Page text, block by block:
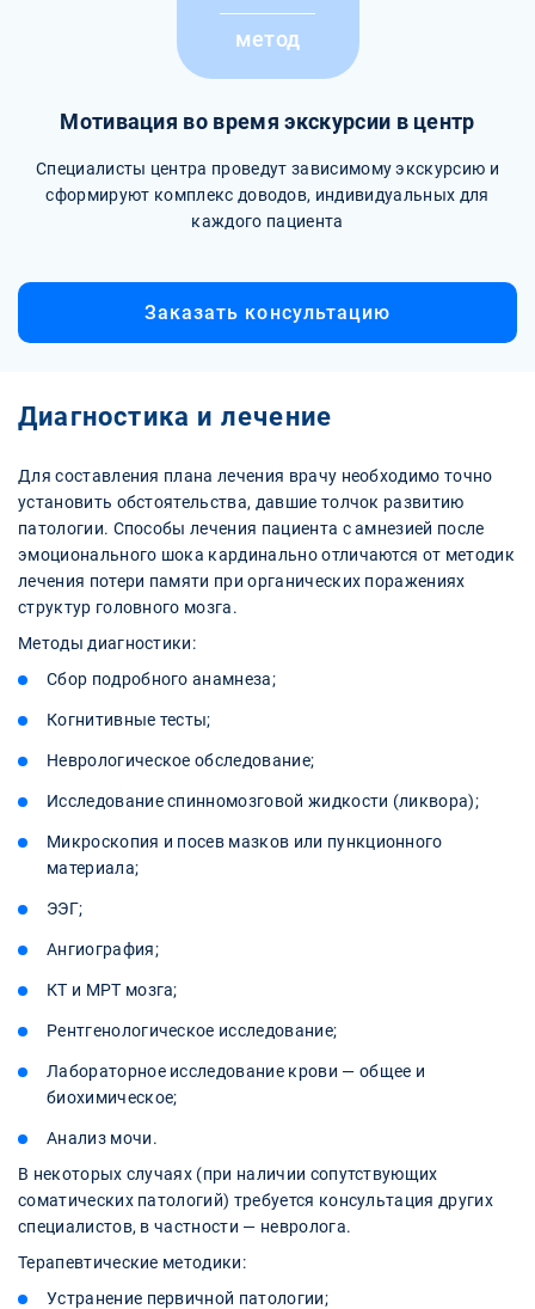
метод
Мотивация во время экскурсии в центр
Специалисты центра проведут зависимому экскурсию и
сформируют комплекс доводов, индивидуальных для
каждого пациента
Заказать консультацию
Диагностика и лечение
Для составления плана лечения врачу необходимо точно
установить обстоятельства, давшие толчок развитию
патологии. Способы лечения пациента с амнезией после
эмоционального шока кардинально отличаются от методик
лечения потери памяти при органических поражениях
структур головного мозга.
Методы диагностики:
Сбор подробного анамнеза;
Когнитивные тесты;
Неврологическое обследование;
Исследование спинномозговой жидкости (ликвора);
Микроскопия и посев мазков или пункционного
материала;
ЭЭГ;
Ангиография;
КТ и МРТ мозга;
Рентгенологическое исследование;
Лабораторное исследование крови — общее и
биохимическое;
Анализ мочи.
В некоторых случаях (при наличии сопутствующих
соматических патологий) требуется консультация других
специалистов, в частности — невролога.
Терапевтические методики:
Устранение первичной патологии;